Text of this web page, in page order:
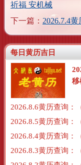
祈福 安机械
下一篇： 2026.7.4
每日黄历吉日
移
2026.8.6黄历查询：
2026.8.4黄历查询：